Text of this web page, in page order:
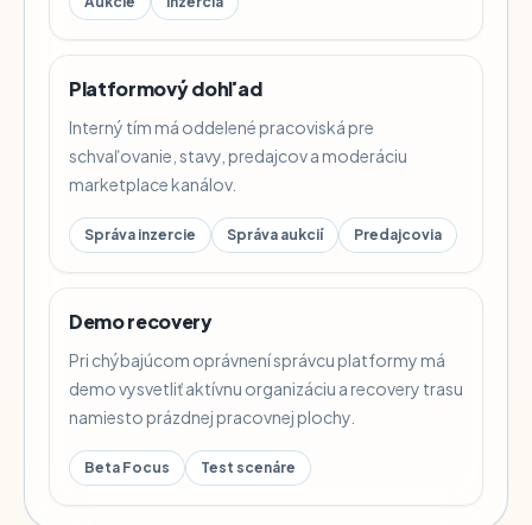
Platformový dohľad
Interný tím má oddelené pracoviská pre
schvaľovanie, stavy, predajcov a moderáciu
marketplace kanálov.
Správa inzercie Správa aukcií Predajcovia
Demo recovery
Pri chýbajúcom oprávnení správcu platformy má
demo vysvetliť aktívnu organizáciu a recovery trasu
namiesto prázdnej pracovnej plochy.
Beta Focus Test scenáre